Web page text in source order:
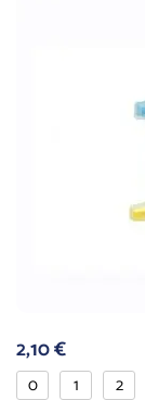
2,10€
0 1 2